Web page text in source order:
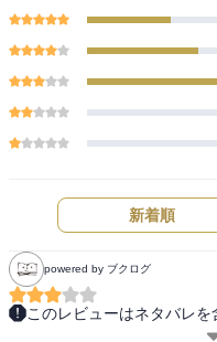
新着順
powered by ブクログ
このレビューはネタバレを
神話時代の英雄を英雄の力